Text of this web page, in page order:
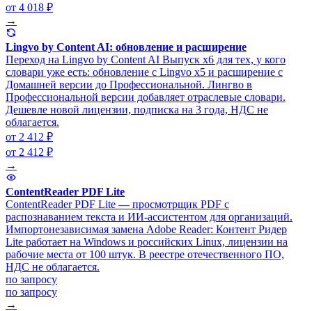
от 4 018 ₽
→
Lingvo by Content AI: обновление и расширение
Переход на Lingvo by Content AI Выпуск x6 для тех, у кого
словари уже есть: обновление с Lingvo x5 и расширение с
Домашней версии до Профессиональной. Лингво в
Профессиональной версии добавляет отраслевые словари.
Дешевле новой лицензии, подписка на 3 года, НДС не
облагается.
от 2 412 ₽
от 2 412 ₽
→
ContentReader PDF Lite
ContentReader PDF Lite — просмотрщик PDF с
распознаванием текста и ИИ-ассистентом для организаций.
Импортонезависимая замена Adobe Reader: Контент Ридер
Lite работает на Windows и российских Linux, лицензии на
рабочие места от 100 штук. В реестре отечественного ПО,
НДС не облагается.
по запросу
по запросу
→